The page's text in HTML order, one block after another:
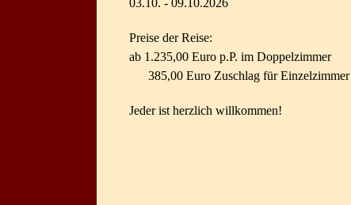
Preise der Reise:
ab 1.235,00 Euro p.P. im Doppelzimmer
385,00 Euro Zuschlag für Einzelzimmer
Jeder ist herzlich willkommen!